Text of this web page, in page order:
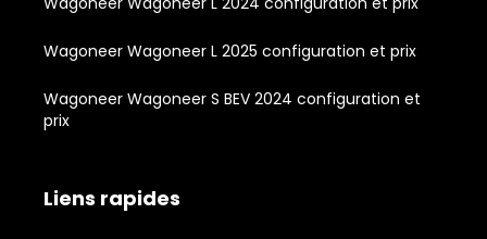
Wagoneer Wagoneer L 2025 configuration et prix
Wagoneer Wagoneer S BEV 2024 configuration et
prix
Liens rapides